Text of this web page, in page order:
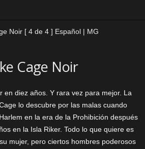
Cage Noir
en diez años. Y rara vez para mejor. La
lo descubre por las malas cuando
en la era de la Prohibición después
en la Isla Riker. Todo lo que quiere es
mujer, pero ciertos hombres poderosos